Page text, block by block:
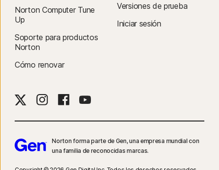
Norton Computer Tune
Up
Soporte para productos
Norton
Cómo renovar
Versiones de prueba
Iniciar sesión
Norton forma parte de Gen, una empresa mundial con
una familia de reconocidas marcas.